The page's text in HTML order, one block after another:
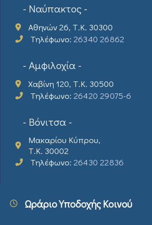
- Ναύπακτος -
Αθηνών 26, Τ.Κ. 30300
Τηλέφωνο: 26340 26862
- Αμφιλοχία -
Χαβίνη 120, Τ.Κ. 30500
Τηλέφωνο: 26420 29075-6
- Βόνιτσα -
Μακαρίου Κύπρου,
Τ.Κ. 30002
Τηλέφωνο: 26430 22836
Ωράριο Υποδοχής Κοινού